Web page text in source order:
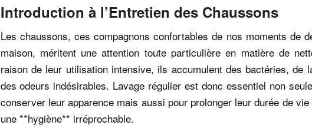
Introduction à l’Entretien des Chaussons
Les chaussons, ces compagnons confortables de nos moments de
maison, méritent une attention toute particulière en matière de
raison de leur utilisation intensive, ils accumulent des bactéries, de
des odeurs indésirables. Lavage régulier est donc essentiel non
conserver leur apparence mais aussi pour prolonger leur durée de
une **hygiène** irréprochable.